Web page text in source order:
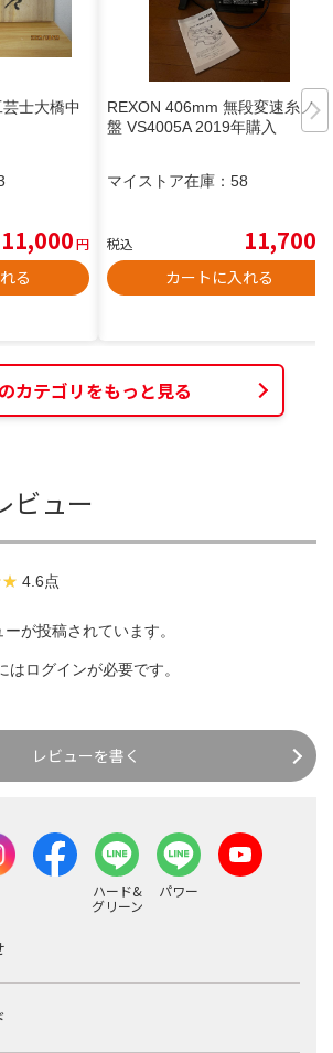
士大橋中
11,000円
る
REXON 406mm 無段変速糸ノコ
盤 VS4005A 2019年購入
マイストア在庫： 58
税込 11,700
カートに入れる
カテゴリをもっと見る
ビュー
4.6点
が投稿されています。
はログインが必要です。
レビューを書く
ハード&
グリーン
パワー